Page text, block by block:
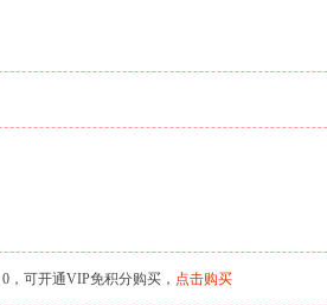
，可开通VIP免积分购买， 点击购买